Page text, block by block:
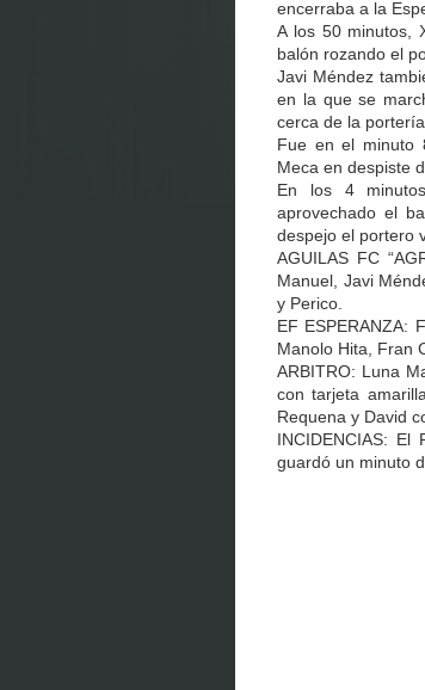
encerraba a la
A los 50 minutos,
balón rozando el
Javi Méndez
en la que se
cerca de la portería.
Fue en el minuto
Meca en despiste
En los 4
aprovechado el
despejo el portero
AGUILAS FC
Manuel, Javi
y Perico.
EF ESPERANZA:
Manolo Hita, Fran
ARBITRO: Luna
con tarjeta
Requena y David
INCIDENCIAS:
guardó un minuto